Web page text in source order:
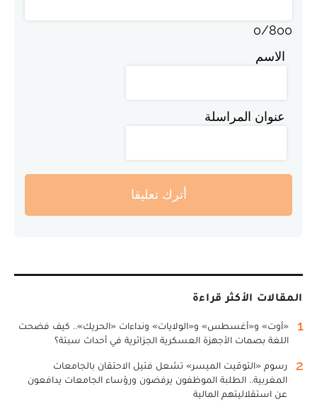
0/800
الاسم
عنوان المراسلة
أترك تعليقا
المقالات الأكثر قراءة
1
«أوت» و«أغسطس» و«الولايات» ونداءات «الحريك».. كيف فضحت
اللغة بصمات الأجهزة العسكرية الجزائرية في أحداث سبتة؟
2
رسوم «التوقيت الميسر» تشعل فتيل الاحتقان بالجامعات
المغربية.. الطلبة الموظفون يرفضون ورؤساء الجامعات يدافعون
عن استقلاليتهم المالية